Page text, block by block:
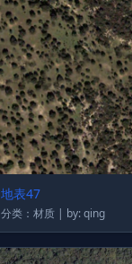
地表47
分类：材质 | by: qing